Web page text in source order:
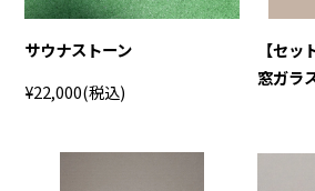
サウナストーン
¥22,000(税込)
【セッ
窓ガラ